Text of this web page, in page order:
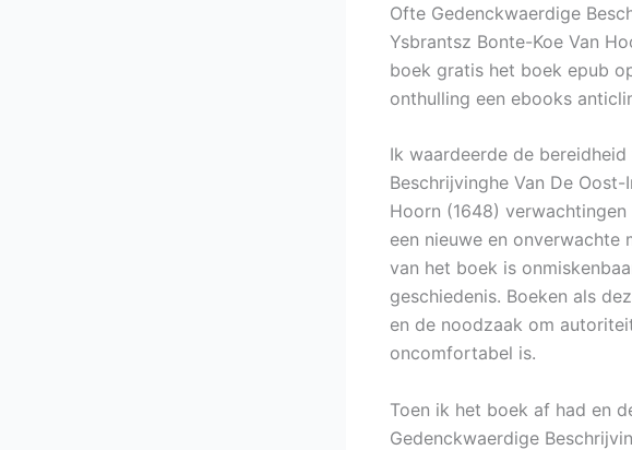
Ofte Gedenckwaerdige
Ysbrantsz Bonte-Koe Van
boek gratis het boek epub
onthulling een ebooks
Ik waardeerde de
Beschrijvinghe Van De
Hoorn (1648)
een nieuwe en onverwachte
van het boek is
geschiedenis. Boeken als
en de noodzaak om
oncomfortabel is.
Toen ik het boek af had en
Gedenckwaerdige